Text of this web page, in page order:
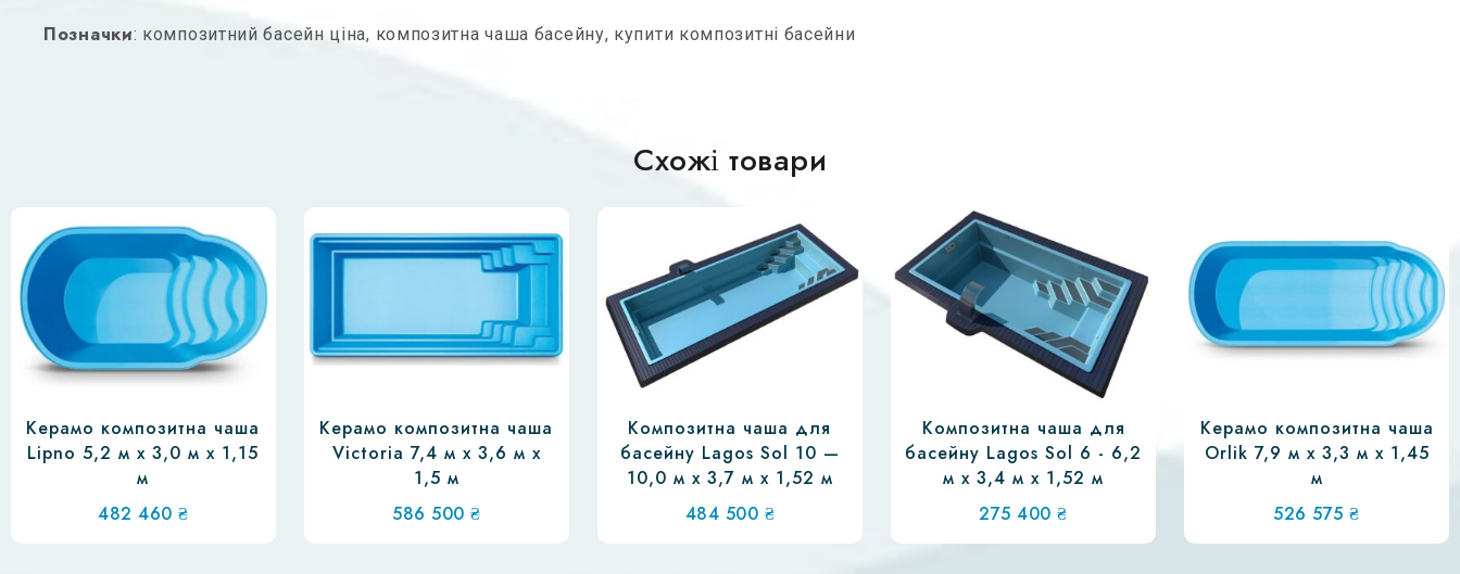
Позначки: композитний басейн ціна, композитна чаша басейну, купити композитні басейни
Схожі товари
Керамо композитна чаша
Lipno 5,2 м х 3,0 м х 1,15
м
482 460₴
Керамо композитна чаша
Victoria 7,4 м х 3,6 м х
1,5 м
586 500₴
Композитна чаша для
басейну Lagos Sol 10 —
10,0 м х 3,7 м х 1,52 м
484 500 ₴
Композитна чаша для
басейну Lagos Sol 6 - 6,2
м х 3,4 м х 1,52 м
275 400₴
Керамо композитна чаша
Orlik 7,9 м х 3,3 м х 1,45
м
526 575₴